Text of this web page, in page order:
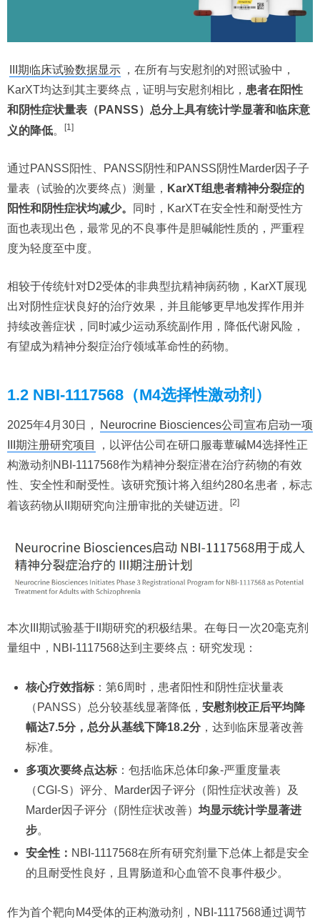
III期临床试验数据显示 ，在所有与安慰剂的对照试验中，
KarXT均达到其主要终点，证明与安慰剂相比， 患者在阳性
和阴性症状量表（PANSS）总分上具有统计学显著和临床意
义的降低。 [1]
通过PANSS阳性、PANSS阴性和PANSS阴性Marder因子子
量表（试验的次要终点）测量， KarXT组患者精神分裂症的
阳性和阴性症状均减少。
同时，KarXT在安全性和耐受性方
面也表现出色，最常见的不良事件是胆碱能性质的，严重程
度为轻度至中度。
相较于传统针对D2受体的非典型抗精神病药物，KarXT展现
出对阴性症状良好的治疗效果，并且能够更早地发挥作用并
持续改善症状，同时减少运动系统副作用，降低代谢风险，
有望成为精神分裂症治疗领域革命性的药物。
1.2 NBI-1117568（M4选择性激动剂）
2025年4月30日，
Neurocrine Biosciences公司宣布启动一项
III期注册研究项目
，以评估公司在研口服毒蕈碱M4选择性正
构激动剂NBI-1117568作为精神分裂症潜在治疗药物的有效
性、安全性和耐受性。该研究预计将入组约280名患者，标志
着该药物从II期研究向注册审批的关键迈进。
[2]
本次III期试验基于II期研究的积极结果。在每日一次20毫克剂
量组中，NBI-1117568达到主要终点：研究发现：
核心疗效指标：第6周时，患者阳性和阴性症状量表
（PANSS）总分较基线显著降低， 安慰剂校正后平均降
幅达7.5分，总分从基线下降18.2分，达到临床显著改善
标准。
多项次要终点达标：包括临床总体印象-严重度量表
（CGI-S）评分、Marder因子评分（阳性症状改善）及
Marder因子评分（阴性症状改善） 均显示统计学显著进
步。
安全性： NBI-1117568在所有研究剂量下总体上都是安全
的且耐受性良好，且胃肠道和心血管不良事件极少。
作为首个靶向M4受体的正构激动剂，NBI-1117568通过调节